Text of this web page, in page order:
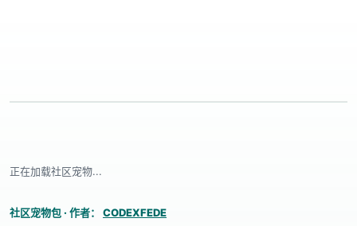
正在加载社区宠物...
社区宠物包 · 作者： CODEXFEDE